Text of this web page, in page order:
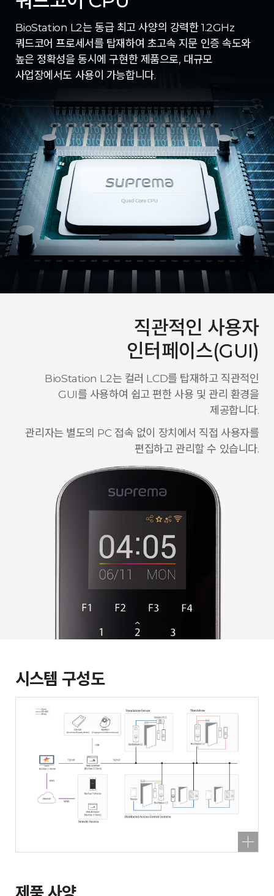
BioStation L2는 동급 최고 사양의 강력한 1.2GHz
쿼드코어 프로세서를 탑재하여 초고속 지문 인증 속도와
높은 정확성을 동시에 구현한 제품으로, 대규모
사업장에서도 사용이 가능합니다.
직관적인 사용자
인터페이스(GUI)
BioStation L2는 컬러 LCD를 탑재하고 직관적인
GUI를 사용하여 쉽고 편한 사용 및 관리 환경을
제공합니다.
관리자는 별도의 PC 접속 없이 장치에서 직접 사용자를
편집하고 관리할 수 있습니다.
시스템 구성도